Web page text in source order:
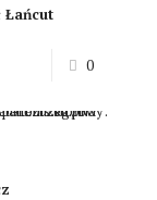
Łańcut
0